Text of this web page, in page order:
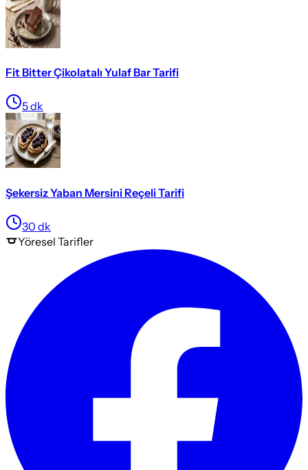
Fit Bitter Çikolatalı Yulaf Bar Tarifi
5dk
Şekersiz Yaban Mersini Reçeli Tarifi
30 dk
Yöresel Tarifler